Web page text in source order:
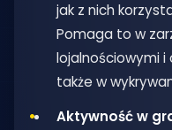
jak z nich
Pomaga to w
lojalnościowymi
także w
Aktywność w